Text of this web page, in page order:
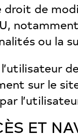
droit de
ou la
sur le
ET